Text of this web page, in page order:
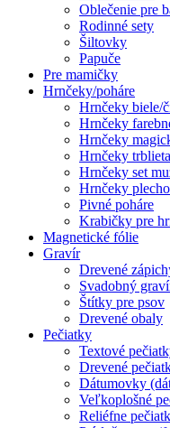
Oblečenie pre
Rodinné sety
Šiltovky
Papuče
Pre mamičky
Hrnčeky/poháre
Hrnčeky biele/
Hrnčeky
Hrnčeky
Hrnčeky
Hrnčeky set
Hrnčeky
Pivné poháre
Krabičky pre
Magnetické fólie
Gravír
Drevené
Svadobný
Štítky pre psov
Drevené obaly
Pečiatky
Textové
Drevené
Dátumovky
Veľkoplošné
Reliéfne